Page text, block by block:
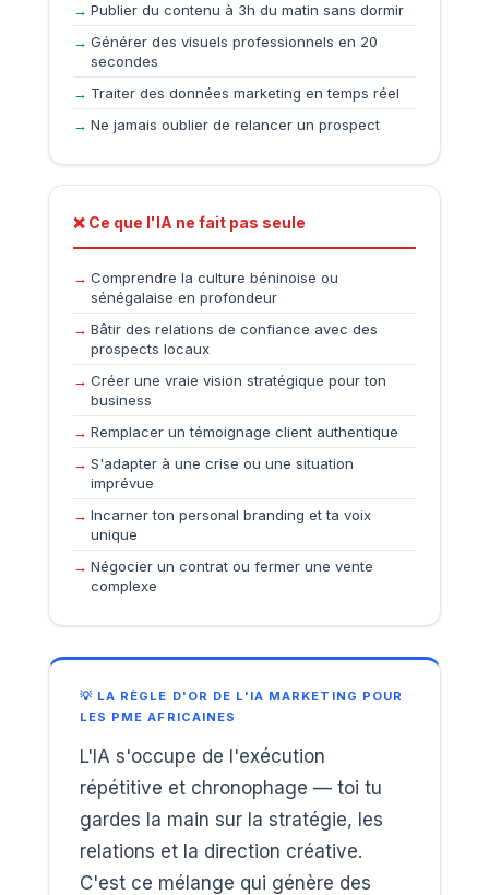
Publier du contenu à 3h du matin sans dormir
Générer des visuels professionnels en 20
secondes
Traiter des données marketing en temps réel
Ne jamais oublier de relancer un prospect
❌ Ce que l'IA ne fait pas seule
Comprendre la culture béninoise ou
sénégalaise en profondeur
Bâtir des relations de confiance avec des
prospects locaux
Créer une vraie vision stratégique pour ton
business
Remplacer un témoignage client authentique
S'adapter à une crise ou une situation
imprévue
Incarner ton personal branding et ta voix
unique
Négocier un contrat ou fermer une vente
complexe
💡 LA RÈGLE D'OR DE L'IA MARKETING POUR
LES PME AFRICAINES
L'IA s'occupe de l'exécution
répétitive et chronophage — toi tu
gardes la main sur la stratégie, les
relations et la direction créative.
C'est ce mélange qui génère des